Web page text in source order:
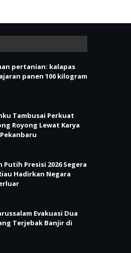
pertanian: kalapas
panen 100 kilogram
Tambusai Perkuat
Royong Lewat Karya
Putih Presisi 2026 Segera
Hadirkan Negara
Evakuasi Dua
Terjebak Banjir di